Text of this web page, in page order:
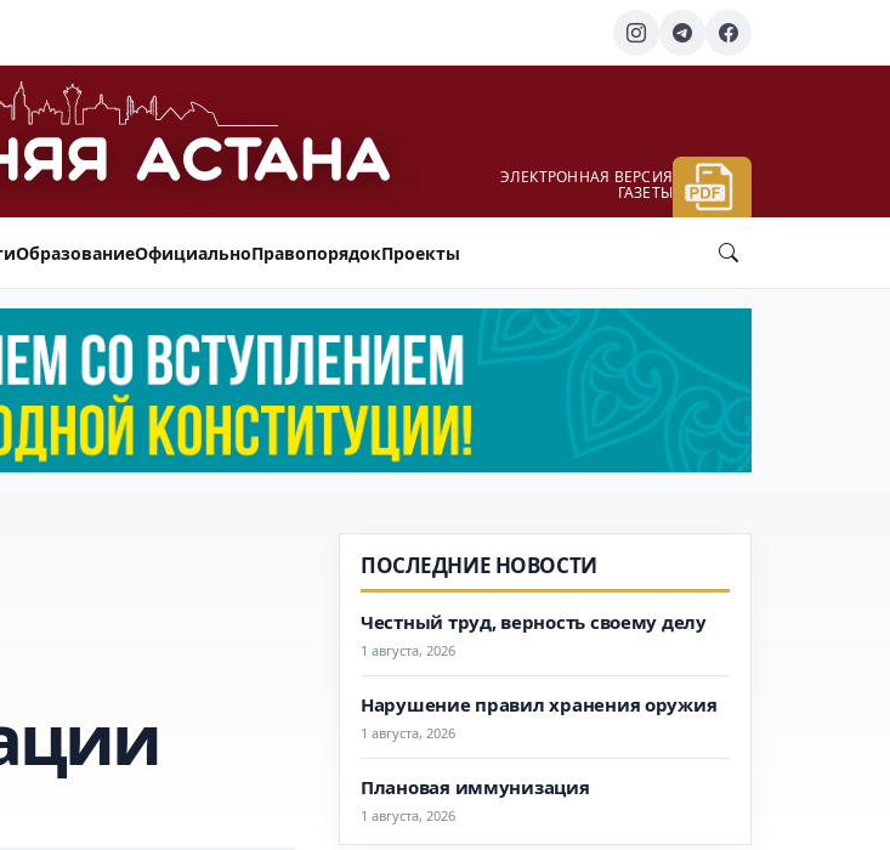
ЭЛЕКТРОННАЯ ВЕРСИЯ
ГАЗЕТЫ
ОбразованиеОфициальноПравопорядокПроекты
ПОСЛЕДНИЕ НОВОСТИ
Честный труд, верность своему делу
1 августа, 2026
Нарушение правил хранения оружия
1 августа, 2026
Плановая иммунизация
1 августа, 2026